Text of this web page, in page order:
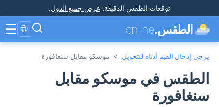
توقعات الطقس الدقيقة. عرض جميع الدول.
الطقس.online
🌐
☰
يرجى إدخال القيم أدناه للتحويل > موسكو مقابل سنغافورة
الطقس في موسكو مقابل
سنغافورة